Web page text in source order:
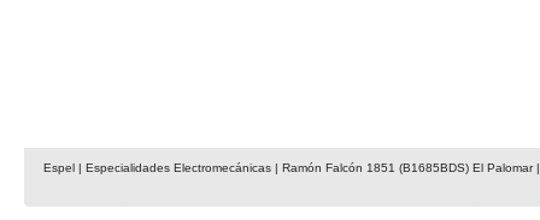
Espel | Especialidades Electromecánicas | Ramón Falcón 1851 (B1685BDS) El